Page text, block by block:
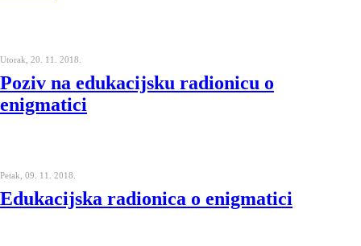
Utorak, 20. 11. 2018.
Poziv na edukacijsku radionicu o
enigmatici
Petak, 09. 11. 2018.
Edukacijska radionica o enigmatici